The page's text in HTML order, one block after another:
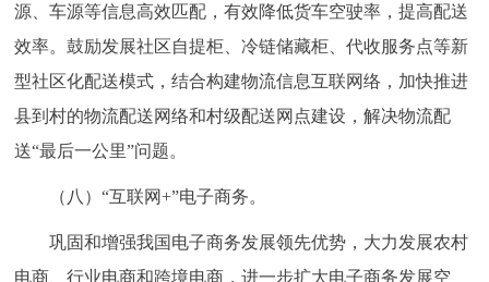
源、车源等信息高效匹配，有效降低货车空驶率，提高配送
效率。鼓励发展社区自提柜、冷链储藏柜、代收服务点等新
型社区化配送模式，结合构建物流信息互联网络，加快推进
县到村的物流配送网络和村级配送网点建设，解决物流配
送“最后一公里”问题。
（八）“互联网+”电子商务。
巩固和增强我国电子商务发展领先优势，大力发展农村
电商、行业电商和跨境电商，进一步扩大电子商务发展空